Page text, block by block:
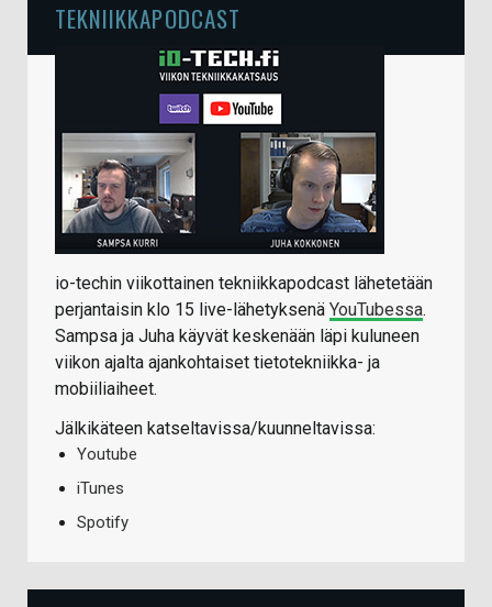
TEKNIIKKAPODCAST
io-techin viikottainen tekniikkapodcast lähetetään
perjantaisin klo 15 live-lähetyksenä YouTubessa.
Sampsa ja Juha käyvät keskenään läpi kuluneen
viikon ajalta ajankohtaiset tietotekniikka- ja
mobiiliaiheet.
Jälkikäteen katseltavissa/kuunneltavissa:
Youtube
iTunes
Spotify